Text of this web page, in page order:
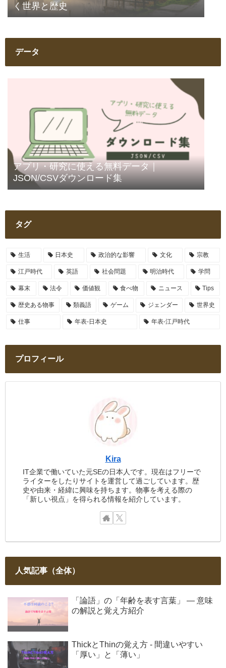
く世界と歴史
データ
アプリ・研究に使える無料データ｜
JSON/CSVダウンロード集
タグ
生活 日本史 政治的な影響 文化 宗教
江戸時代 英語 社会問題 明治時代 学問
幕末 法令 価値観 食べ物 ニュース Tips
歴史ある物事 類義語 ゲーム ジェンダー 世界史
仕事 年表-日本史 年表-江戸時代
プロフィール
Kira
IT企業で働いていた元SEの日本人です。現在はフリーで
ライターをしたりサイトを運営して過ごしています。歴
史や由来・経緯に興味を持ちます。物事を考える際の
「新しい視点」を得られる情報を紹介しています。
人気記事（全体）
「論語」の「年齢を表す言葉」 ― 意味
の解説と覚え方紹介
ThickとThinの覚え方 - 間違いやすい
「厚い」と「薄い」